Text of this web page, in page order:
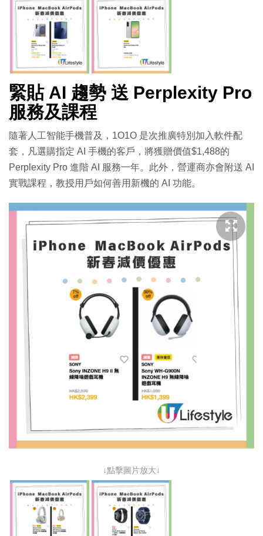
緊貼 AI 趨勢 送 Perplexity Pro
服務及課程
隨著人工智能手機普及，1O1O 是次推廣特別加入軟件配
套，凡選購指定 AI 手機的客戶，將獲贈價值$1,488的
Perplexity Pro 進階 AI 服務一年。此外，營運商亦會附送 AI
實戰課程，教授用戶如何善用新機的 AI 功能。
↓點擊圖片放大↓